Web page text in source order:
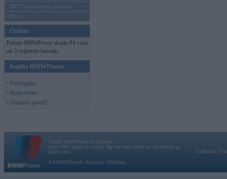
BMW konkurentu jaunumi
Moto
Online
Pašreiz BMWPower skatās 94 viesi
un 3 reģistrēti lietotāji.
Ienākt BMWPower
• Pieslēgties
• Reģistrēties
• Aizmirsi paroli?
Vortāls BMWPower.lv darbojas
kopš 2002. gada 14. maija. Tas nav auto klubs un nav saistīts ar
BMW AG.
Par BMWPower
Kontakti Reklāma
Galvena